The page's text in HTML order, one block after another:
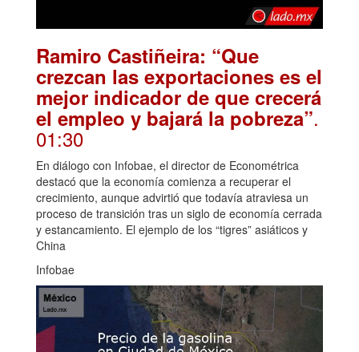
Ramiro Castiñeira: “Que
crezcan las exportaciones es el
mejor indicador de que crecerá
el empleo y bajará la pobreza”.
01:30
En diálogo con Infobae, el director de Econométrica
destacó que la economía comienza a recuperar el
crecimiento, aunque advirtió que todavía atraviesa un
proceso de transición tras un siglo de economía cerrada
y estancamiento. El ejemplo de los “tigres” asiáticos y
China
Infobae